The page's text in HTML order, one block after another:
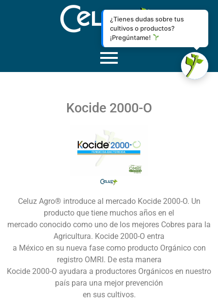
¿Tienes dudas sobre tus
cultivos o productos?
¡Pregúntame!
Kocide 2000-O
Celuz Agro® introduce al mercado Kocide 2000-O. Un
producto que tiene muchos años en el
mercado conocido como uno de los mejores Cobres para la
Agricultura. Kocide 2000-O entra
a México en su nueva fase como producto Orgánico con
registro OMRI. De esta manera
Kocide 2000-O ayudara a productores Orgánicos en nuestro
país para una mejor prevención
en sus cultivos.